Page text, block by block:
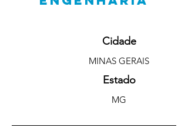
Cidade
MINAS GERAIS
Estado
MG